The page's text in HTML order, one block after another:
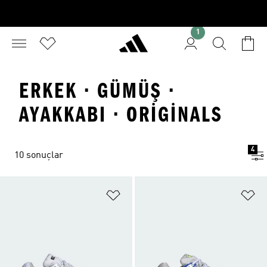
1
ERKEK · GÜMÜŞ ·
AYAKKABI · ORIGINALS
10 sonuçlar
4